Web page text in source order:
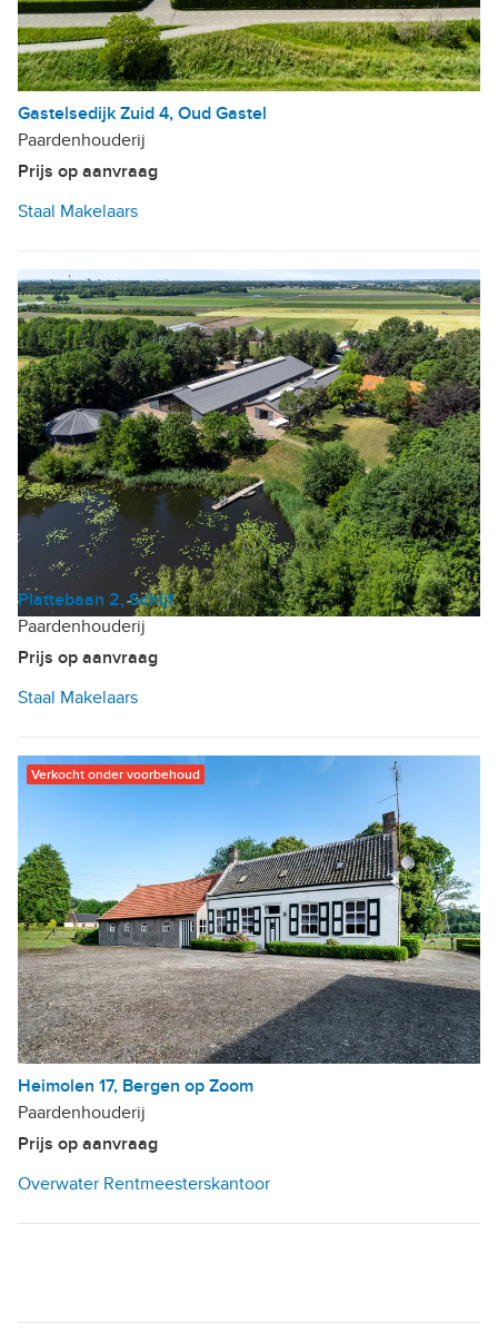
Gastelsedijk Zuid 4, Oud Gastel
Paardenhouderij
Prijs op aanvraag
Staal Makelaars
Plattebaan 2, Schijf
Paardenhouderij
Prijs op aanvraag
Staal Makelaars
Verkocht onder voorbehoud
Heimolen 17, Bergen op Zoom
Paardenhouderij
Prijs op aanvraag
Overwater Rentmeesterskantoor